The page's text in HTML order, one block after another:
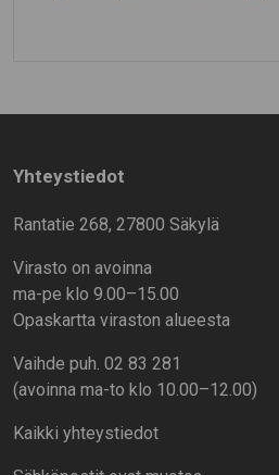
Yhteystiedot
Rantatie 268, 27800 Säkylä
Virasto on avoinna
ma-pe klo 9.00–15.00
Opaskartta viraston alueesta
Vaihde puh. 02 83 281
(avoinna ma-to klo 10.00–12.00)
Kaikki yhteystiedot